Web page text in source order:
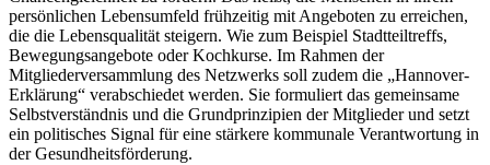
persönlichen Lebensumfeld frühzeitig mit Angeboten zu erreichen,
die die Lebensqualität steigern. Wie zum Beispiel Stadtteiltreffs,
Bewegungsangebote oder Kochkurse. Im Rahmen der
Mitgliederversammlung des Netzwerks soll zudem die „Hannover-
Erklärung“ verabschiedet werden. Sie formuliert das gemeinsame
Selbstverständnis und die Grundprinzipien der Mitglieder und setzt
ein politisches Signal für eine stärkere kommunale Verantwortung in
der Gesundheitsförderung.